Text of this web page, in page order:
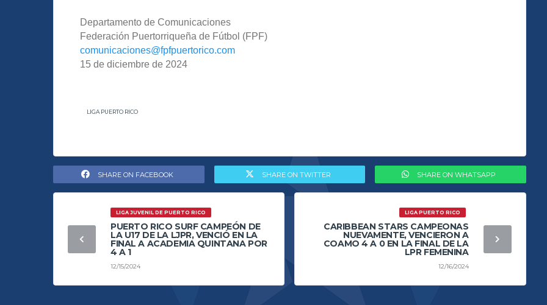
Departamento de Comunicaciones
Federación Puertorriqueña de Fútbol (FPF)
comunicaciones@fpfpuertorico.com
15 de diciembre de 2024
LIGA PUERTO RICO
SHARE ON FACEBOOK SHARE ON TWITTER SHARE ON WHATSAPP
LIGA JUVENIL DE PUERTO RICO
PUERTO RICO SURF CAMPEÓN DE
LA U17 DE LA LJPR, VENCIÓ EN LA
FINAL A ACADEMIA QUINTANA POR
4 A 1
12/15/2024
LIGA PUERTO RICO
CARIBBEAN STARS CAMPEONAS
NUEVAMENTE, VENCIERON A
COAMO 4 A 0 EN LA FINAL DE LA
LPR FEMENINA
12/16/2024